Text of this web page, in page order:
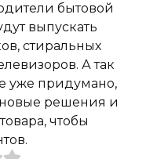
бытовой
выпускать
стиральных
А так
уже придумано,
решения и
чтобы